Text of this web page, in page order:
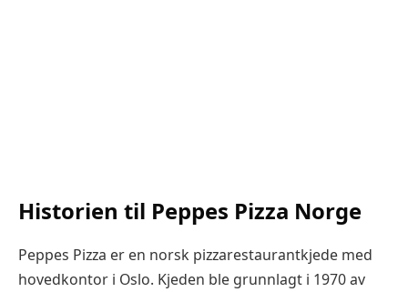
Historien til Peppes Pizza Norge
Peppes Pizza er en norsk pizzarestaurantkjede med
hovedkontor i Oslo. Kjeden ble grunnlagt i 1970 av